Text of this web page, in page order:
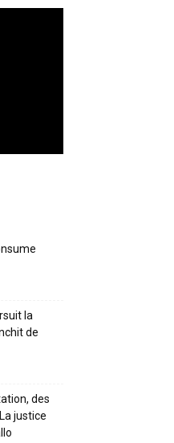
la
de
des
justice